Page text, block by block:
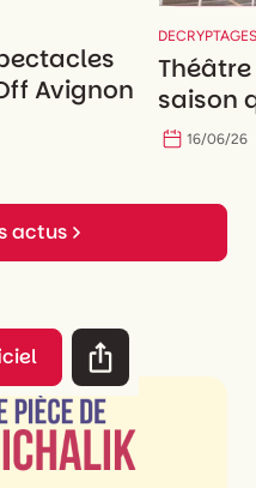
au titre de l’aide
; Région Île-de-
Permanence
D – Centre national
; La
Avignon
saison
16/06/26
actus